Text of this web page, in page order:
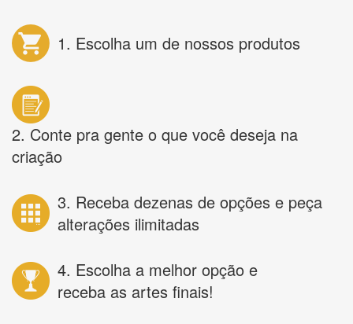
1. Escolha um de nossos produtos
2. Conte pra gente o que você deseja na
criação
3. Receba dezenas de opções e peça
alterações ilimitadas
4. Escolha a melhor opção e
receba as artes finais!